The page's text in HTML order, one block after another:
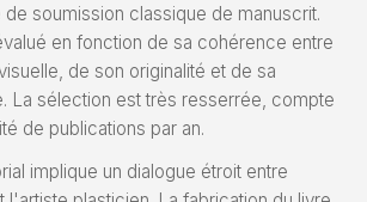
de soumission classique de manuscrit.
en fonction de sa cohérence entre
de son originalité et de sa
La sélection est très resserrée, compte
de publications par an.
implique un dialogue étroit entre